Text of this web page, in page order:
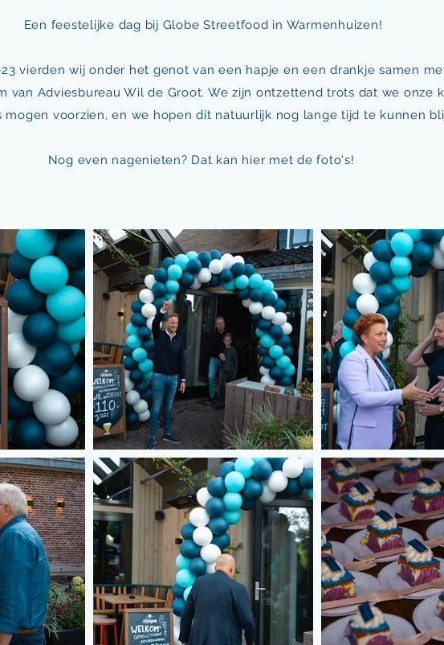
Een feestelijke dag bij Globe Streetfood in Warmenhuizen!
vierden wij onder het genot van een hapje en een drankje samen
van Adviesbureau Wil de Groot. We zijn ontzettend trots dat we onze
mogen voorzien, en we hopen dit natuurlijk nog lange tijd te kunnen
Nog even nagenieten? Dat kan hier met de foto's!